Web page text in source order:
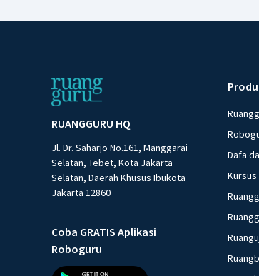
RUANGGURU HQ
Jl. Dr. Saharjo No.161, Manggarai
Selatan, Tebet, Kota Jakarta
Selatan, Daerah Khusus Ibukota
Jakarta 12860
Coba GRATIS Aplikasi
Roboguru
Dafa